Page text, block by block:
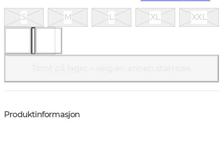
S M L XL XXL
Produktinformasjon